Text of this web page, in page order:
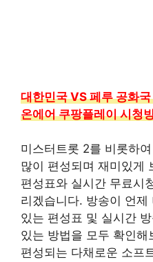
대한민국 VS 페루 공화
온에어 쿠팡플레이 시청
미스터트롯 2를 비롯하
많이 편성되며 재미있게
편성표와 실시간 무료시
리겠습니다. 방송이 언
있는 편성표 및 실시간
있는 방법을 모두 확인
편성되는 다채로운 소프